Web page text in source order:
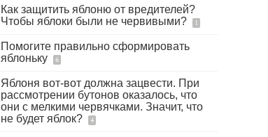
Как защитить яблоню от вредителей?
Чтобы яблоки были не червивыми?
1
Помогите правильно сформировать
яблоньку
6
Яблоня вот-вот должна зацвести. При
рассмотрении бутонов оказалось, что
они с мелкими червячками. Значит, что
не будет яблок?
4